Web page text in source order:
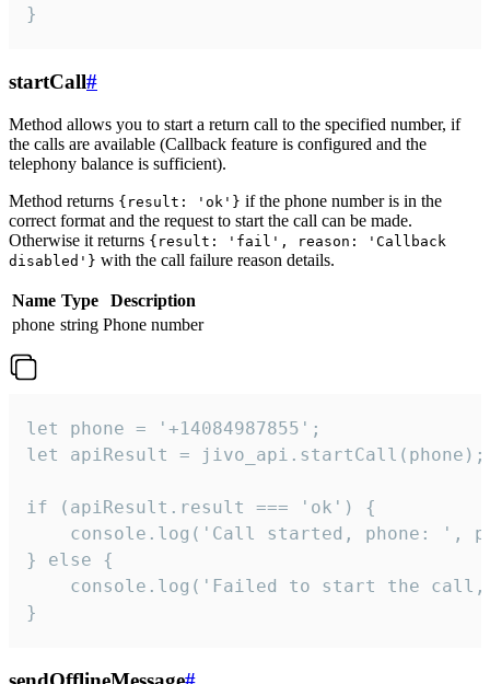
}
startCall#
Method allows you to start a return call to the specified number, if
the calls are available (Callback feature is configured and the
telephony balance is sufficient).
Method returns {result: 'ok'} if the phone number is in the
correct format and the request to start the call can be made.
Otherwise it returns {result: 'fail', reason: 'Callback
disabled'} with the call failure reason details.
Name Type
Description
phone string Phone number
let phone = '+14084987855';
let apiResult = jivo_api.startCall(phone);
if (apiResult.result === 'ok') {
console.log('Call started, phone: ',
} else {
console.log('Failed to start the
}